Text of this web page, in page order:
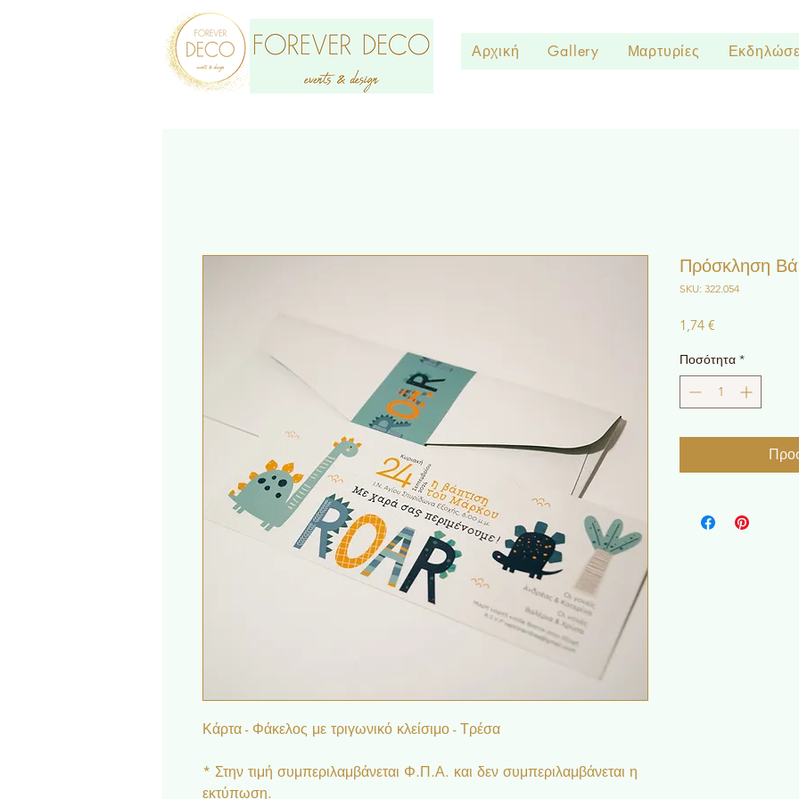
Αρχική Gallery Μαρτυρίες
Κάρτα - Φάκελος με τριγωνικό κλείσιμο - Τρέσα
* Στην τιμή συμπεριλαμβάνεται Φ.Π.Α. και δεν συμπεριλαμβάνεται η
εκτύπωση.
Πρόσκληση
SKU: 322.054
1,74 €
Ποσότητα *